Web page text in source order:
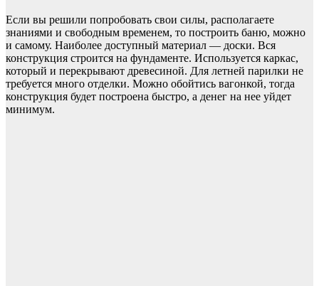
Если вы решили попробовать свои силы, располагаете
знаниями и свободным временем, то построить баню, можно
и самому. Наиболее доступный материал — доски. Вся
конструкция строится на фундаменте. Используется каркас,
который и перекрывают древесиной. Для летней парилки не
требуется много отделки. Можно обойтись вагонкой, тогда
конструкция будет построена быстро, а денег на нее уйдет
минимум.